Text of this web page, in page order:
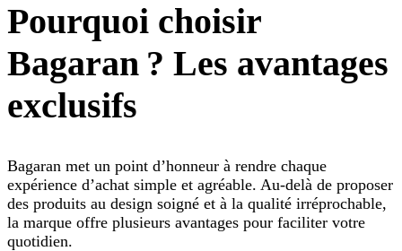
Pourquoi choisir
Bagaran ? Les avantages
exclusifs
Bagaran met un point d’honneur à rendre chaque
expérience d’achat simple et agréable. Au-delà de proposer
des produits au design soigné et à la qualité irréprochable,
la marque offre plusieurs avantages pour faciliter votre
quotidien.